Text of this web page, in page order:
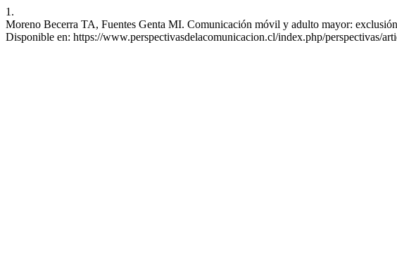
1.
Moreno Becerra TA, Fuentes Genta MI. Comunicación móvil y adulto mayor:
Disponible en: https://www.perspectivasdelacomunicacion.cl/index.php/perspectivas/